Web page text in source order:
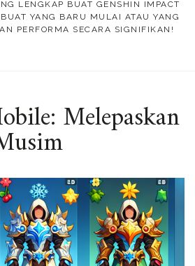
LENGKAP BUAT GENSHIN IMPACT
YANG BARU MULAI ATAU YANG
PERFORMA SECARA SIGNIFIKAN!
Melepaskan